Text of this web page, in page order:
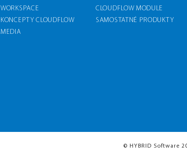
WORKSPACE
KONCEPTY CLOUDFLOW
MEDIA
CLOUDFLOW MODULE
SAMOSTATNÉ PRODUKTY
© HYBRID Software